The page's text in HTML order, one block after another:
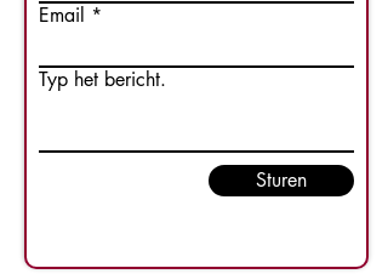
Email
Typ het bericht.
Sturen